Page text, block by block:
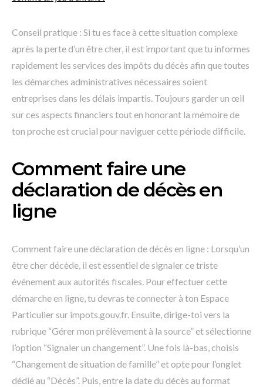
Conseil pratique : Si tu es face à cette situation complexe
après la perte d’un être cher, il est important que tu informes
rapidement les services des impôts du décès afin que toutes
les démarches administratives nécessaires soient
entreprises dans les délais impartis. Toujours garder un œil
sur ces aspects financiers tout en honorant la mémoire de
ton proche est crucial pour naviguer cette période difficile.
Comment faire une
déclaration de décès en
ligne
Comment faire une déclaration de décès en ligne : Lorsqu’un
être cher décède, il est essentiel de signaler ce triste
événement aux autorités fiscales. Pour effectuer cette
démarche en ligne, tu devras te connecter à ton Espace
Particulier sur impots.gouv.fr. Ensuite, dirige-toi vers la
rubrique “Gérer mon prélèvement à la source” et sélectionne
l’option “Signaler un changement”. Une fois là-bas, choisis
“Changement de situation de famille” et opte pour l’onglet
dédié au “Décès”. Puis, entre la date du décès au format